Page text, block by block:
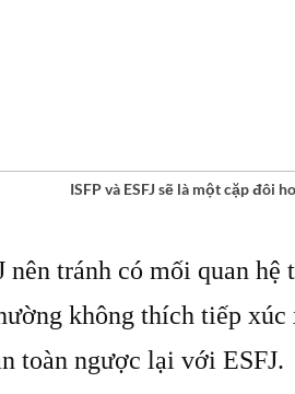
ISFP và ESFJ sẽ là một cặp đôi
nên tránh có mối quan
không thích tiếp
toàn ngược lại với ESFJ.